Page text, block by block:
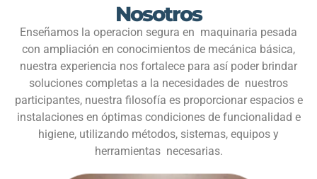
Nosotros
Enseñamos la operacion segura en maquinaria pesada
con ampliación en conocimientos de mecánica básica,
nuestra experiencia nos fortalece para así poder brindar
soluciones completas a la necesidades de nuestros
participantes, nuestra filosofía es proporcionar espacios e
instalaciones en óptimas condiciones de funcionalidad e
higiene, utilizando métodos, sistemas, equipos y
herramientas necesarias.